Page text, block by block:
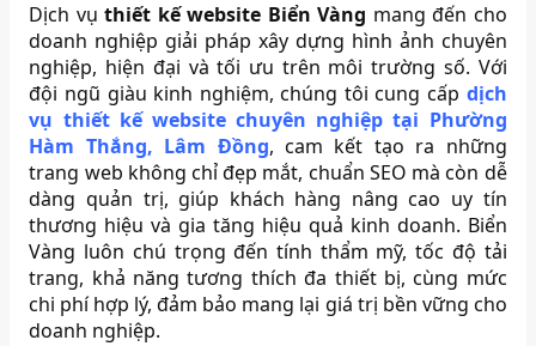
Dịch vụthiết kế website Biển Vàng mang đến cho
doanh nghiệp giải pháp xây dựng hình ảnh chuyên
nghiệp, hiện đại và tối ưu trên môi trường số. Với
đội ngũ giàu kinh nghiệm, chúng tôi cung cấp dịch
vụ thiết kế website chuyên nghiệp tại Phường
Hàm Thắng, Lâm Đồng, cam kết tạo ra những
trang web không chỉ đẹp mắt, chuẩn SEO mà còn dễ
dàng quản trị, giúp khách hàng nâng cao uy tín
thương hiệu và gia tăng hiệu quả kinh doanh. Biển
Vàng luôn chú trọng đến tính thẩm mỹ, tốc độ tải
trang, khả năng tương thích đa thiết bị, cùng mức
chi phí hợp lý, đảm bảo mang lại giá trị bền vững cho
doanh nghiệp.